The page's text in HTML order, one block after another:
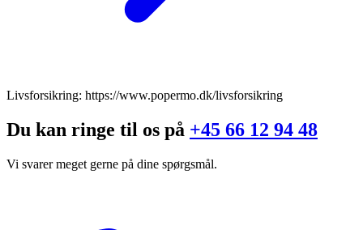
Livsforsikring: https://www.popermo.dk/livsforsikring
Du kan ringe til os på +45 66 12 94 48
Vi svarer meget gerne på dine spørgsmål.